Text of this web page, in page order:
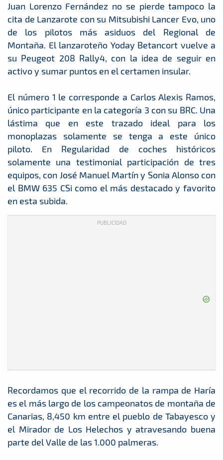
Juan Lorenzo Fernández no se pierde tampoco la
cita de Lanzarote con su Mitsubishi Lancer Evo, uno
de los pilotos más asiduos del Regional de
Montaña. El lanzaroteño Yoday Betancort vuelve a
su Peugeot 208 Rally4, con la idea de seguir en
activo y sumar puntos en el certamen insular.
El número 1 le corresponde a Carlos Alexis Ramos,
único participante en la categoría 3 con su BRC. Una
lástima que en este trazado ideal para los
monoplazas solamente se tenga a este único
piloto. En Regularidad de coches históricos
solamente una testimonial participación de tres
equipos, con José Manuel Martín y Sonia Alonso con
el BMW 635 CSi como el más destacado y favorito
en esta subida.
PUBLICIDAD
Recordamos que el recorrido de la rampa de Haría
es el más largo de los campeonatos de montaña de
Canarias, 8,450 km entre el pueblo de Tabayesco y
el Mirador de Los Helechos y atravesando buena
parte del Valle de las 1.000 palmeras.